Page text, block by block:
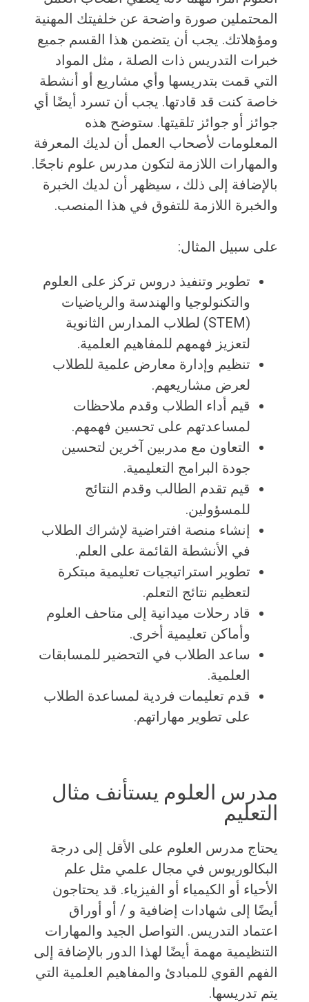
المحتملين صورة واضحة عن خلفيتك المهنية
ومؤهلاتك. يجب أن يتضمن هذا القسم جميع
خبرات التدريس ذات الصلة ، مثل المواد
التي قمت بتدريسها وأي مشاريع أو أنشطة
خاصة كنت قد قادتها. يجب أن تسرد أيضًا أي
جوائز أو جوائز تلقيتها. ستوضح هذه
المعلومات لأصحاب العمل أن لديك المعرفة
والمهارات اللازمة لتكون مدرس علوم ناجحًا.
بالإضافة إلى ذلك ، سيظهر أن لديك الخبرة
والخبرة اللازمة للتفوق في هذا المنصب.
على سبيل المثال:
تطوير وتنفيذ دروس تركز على العلوم
والتكنولوجيا والهندسة والرياضيات
(STEM) لطلاب المدارس الثانوية
لتعزيز فهمهم للمفاهيم العلمية.
تنظيم وإدارة معارض علمية للطلاب
لعرض مشاريعهم.
قيم أداء الطلاب وقدم ملاحظات
لمساعدتهم على تحسين فهمهم.
التعاون مع مدربين آخرين لتحسين
جودة البرامج التعليمية.
قيم تقدم الطالب وقدم النتائج
للمسؤولين.
إنشاء منصة افتراضية لإشراك الطلاب
في الأنشطة القائمة على العلم.
تطوير استراتيجيات تعليمية مبتكرة
لتعظيم نتائج التعلم.
قاد رحلات ميدانية إلى متاحف العلوم
وأماكن تعليمية أخرى.
ساعد الطلاب في التحضير للمسابقات
العلمية.
قدم تعليمات فردية لمساعدة الطلاب
على تطوير مهاراتهم.
مدرس العلوم يستأنف مثال
التعليم
يحتاج مدرس العلوم على الأقل إلى درجة
البكالوريوس في مجال علمي مثل علم
الأحياء أو الكيمياء أو الفيزياء. قد يحتاجون
أيضًا إلى شهادات إضافية و / أو أوراق
اعتماد التدريس. التواصل الجيد والمهارات
التنظيمية مهمة أيضًا لهذا الدور بالإضافة إلى
الفهم القوي للمبادئ والمفاهيم العلمية التي
يتم تدريسها.